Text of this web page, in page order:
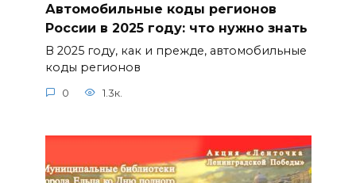
Автомобильные коды регионов
России в 2025 году: что нужно знать
В 2025 году, как и прежде, автомобильные
коды регионов
0 1.3к.